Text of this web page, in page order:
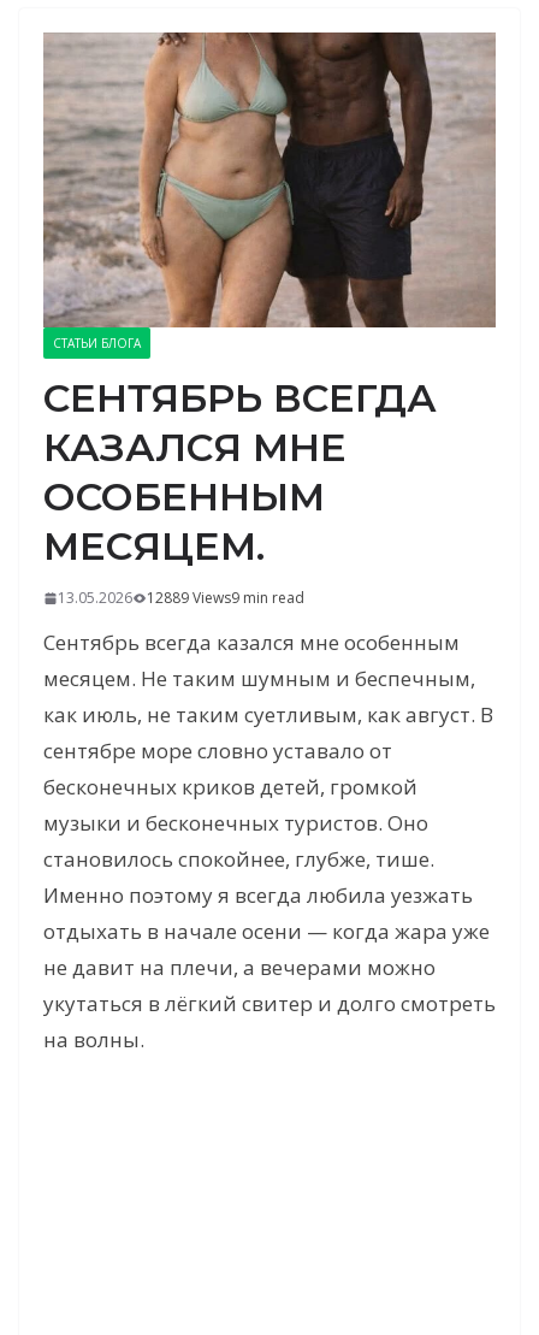
СТАТЬИ БЛОГА
СЕНТЯБРЬ ВСЕГДА
КАЗАЛСЯ МНЕ
ОСОБЕННЫМ
МЕСЯЦЕМ.
13.05.2026 12889 Views9 min read
Сентябрь всегда казался мне особенным
месяцем. Не таким шумным и беспечным,
как июль, не таким суетливым, как август. В
сентябре море словно уставало от
бесконечных криков детей, громкой
музыки и бесконечных туристов. Оно
становилось спокойнее, глубже, тише.
Именно поэтому я всегда любила уезжать
отдыхать в начале осени — когда жара уже
не давит на плечи, а вечерами можно
укутаться в лёгкий свитер и долго смотреть
на волны.